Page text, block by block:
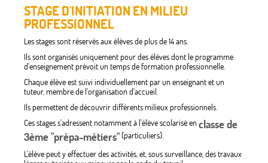
STAGE D'INITIATION EN MILIEU
PROFESSIONNEL
Les stages sont réservés aux élèves de plus de 14 ans.
Ils sont organisés uniquement pour des élèves dont le programme
d'enseignement prévoit un temps de formation professionnelle.
Chaque élève est suivi individuellement par un enseignant et un
tuteur, membre de l'organisation d'accueil.
Ils permettent de découvrir différents milieux professionnels.
Ces stages s'adressent notamment à l'élève scolarisé enclasse de
3ème "prépa-métiers"(particuliers).
L'élève peut y effectuer des activités, et, sous surveillance, des travaux